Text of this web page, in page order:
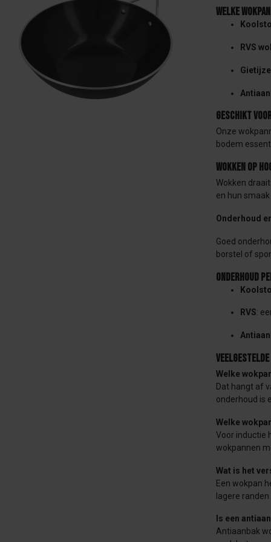
Welke
RVS
Geschikt
Onze
bodem
Wokken op
Wokken
en hun smaak
Onderhoud
Goed
borstel of
Onderhoud
RVS:
Veelgestelde
Welke
Dat hangt af
onderhoud is
Welke
Voor inductie
wokpannen
Wat is het
Een wokpan
lagere randen
Is een
Antiaanbak